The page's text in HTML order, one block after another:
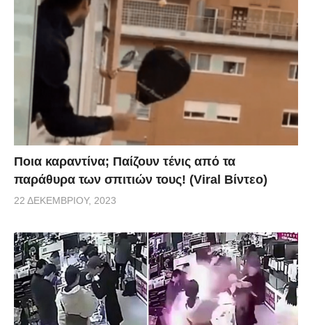
Ποια καραντίνα; Παίζουν τένις από τα
παράθυρα των σπιτιών τους! (Viral Βίντεο)
22 ΔΕΚΕΜΒΡΊΟΥ, 2023